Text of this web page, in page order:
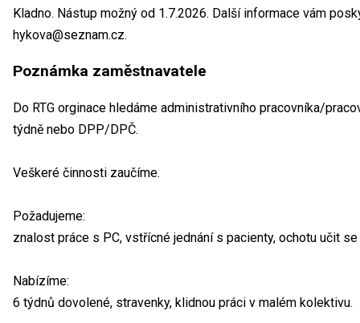
Kladno. Nástup možný od 1.7.2026. Další informace vám
hykova@seznam.cz.
Poznámka zaměstnavatele
Do RTG orginace hledáme administrativního pracovníka/
týdně nebo DPP/DPČ.
Veškeré činnosti zaučíme.
Požadujeme:
znalost práce s PC, vstřícné jednání s pacienty, ochotu učit
Nabízíme:
6 týdnů dovolené, stravenky, klidnou práci v malém kolektivu.